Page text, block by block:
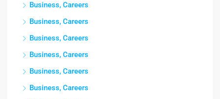
Business, Careers
Business, Careers
Business, Careers
Business, Careers
Business, Careers
Business, Careers